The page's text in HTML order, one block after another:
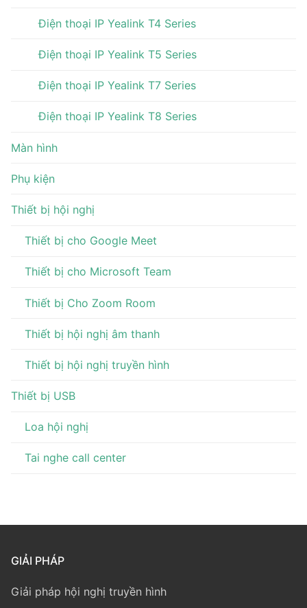
Điện thoại IP Yealink T4 Series
Điện thoại IP Yealink T5 Series
Điện thoại IP Yealink T7 Series
Điện thoại IP Yealink T8 Series
Màn hình
Phụ kiện
Thiết bị hội nghị
Thiết bị cho Google Meet
Thiết bị cho Microsoft Team
Thiết bị Cho Zoom Room
Thiết bị hội nghị âm thanh
Thiết bị hội nghị truyền hình
Thiết bị USB
Loa hội nghị
Tai nghe call center
GIẢI PHÁP
Giải pháp hội nghị truyền hình